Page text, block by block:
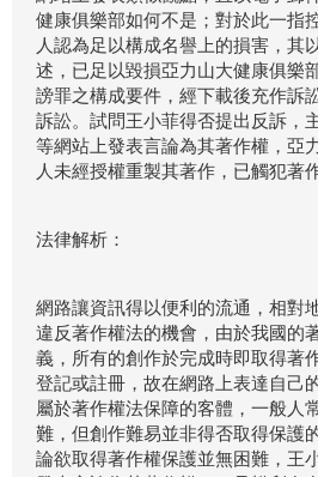
健康俱樂部如何不是；對於此一指
人認為足以構成名譽上的損害，其
述，已足以毀損亞力山大健康俱樂
謗罪之構成要件，經下載後充作訴
訴訟。試問王小菲得否提出反訴，
等網站上發表言論為其著作權，亞
人未經授權重製其著作，已觸犯著
法律解析：
網路讓資訊得以便利的流通，相對
違反著作權法的機會，由於我國的
義，所有的創作於完成時即取得著
登記或註冊，故在網路上表達自己
屬於著作權法保障的客體，一般人
難，但創作難易並非得否取得保護
論欲取得著作權保護並無困難，王